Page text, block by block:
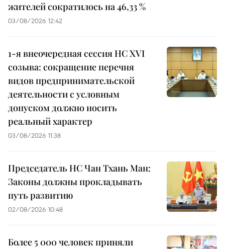
жителей сократилось на 46,33 %
03/08/2026 12:42
1-я внеочередная сессия НС XVI
созыва: сокращение перечня
видов предпринимательской
деятельности с условным
допуском должно носить
реальный характер
03/08/2026 11:38
Председатель НС Чан Тхань Ман:
Законы должны прокладывать
путь развитию
02/08/2026 10:48
Более 5 000 человек приняли